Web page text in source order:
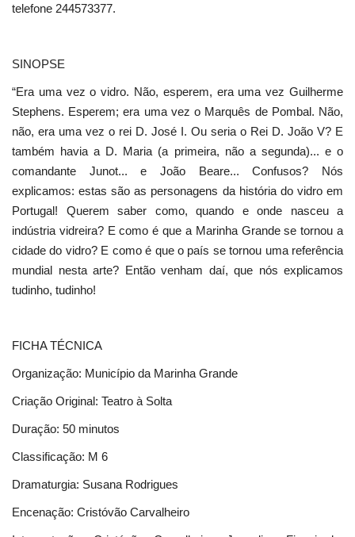
telefone 244573377.
SINOPSE
“Era uma vez o vidro. Não, esperem, era uma vez Guilherme
Stephens. Esperem; era uma vez o Marquês de Pombal. Não,
não, era uma vez o rei D. José I. Ou seria o Rei D. João V? E
também havia a D. Maria (a primeira, não a segunda)... e o
comandante Junot... e João Beare... Confusos? Nós
explicamos: estas são as personagens da história do vidro em
Portugal! Querem saber como, quando e onde nasceu a
indústria vidreira? E como é que a Marinha Grande se tornou a
cidade do vidro? E como é que o país se tornou uma referência
mundial nesta arte? Então venham daí, que nós explicamos
tudinho, tudinho!
FICHA TÉCNICA
Organização: Município da Marinha Grande
Criação Original: Teatro à Solta
Duração: 50 minutos
Classificação: M 6
Dramaturgia: Susana Rodrigues
Encenação: Cristóvão Carvalheiro